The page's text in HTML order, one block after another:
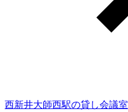
西新井大師西駅の貸し会議室